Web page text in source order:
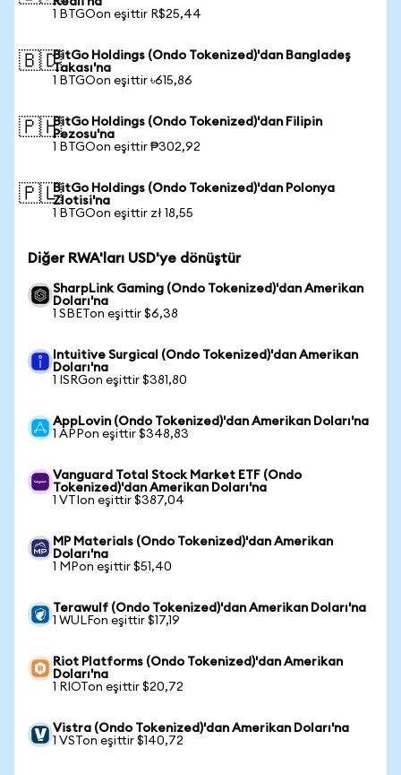
1 BTGOon eşittir R$25,44
🇧🇩BitGo Holdings (Ondo Tokenized)'dan Bangladeş
Takası'na
1 BTGOon eşittir ৳615,86
🇵🇭BitGo Holdings (Ondo Tokenized)'dan Filipin
Pezosu'na
1 BTGOon eşittir ₱302,92
🇵🇱BitGo Holdings (Ondo Tokenized)'dan Polonya
Zlotisi'na
1 BTGOon eşittir zł 18,55
Diğer RWA'ları USD'ye dönüştür
SharpLink Gaming (Ondo Tokenized)'dan Amerikan
Doları'na
1 SBETon eşittir $6,38
Intuitive Surgical (Ondo Tokenized)'dan Amerikan
Doları'na
1 ISRGon eşittir $381,80
AppLovin (Ondo Tokenized)'dan Amerikan Doları'na
1 APPon eşittir $348,83
Vanguard Total Stock Market ETF (Ondo
Tokenized)'dan Amerikan Doları'na
1 VTIon eşittir $387,04
MP Materials (Ondo Tokenized)'dan Amerikan
Doları'na
1 MPon eşittir $51,40
Terawulf (Ondo Tokenized)'dan Amerikan Doları'na
1 WULFon eşittir $17,19
Riot Platforms (Ondo Tokenized)'dan Amerikan
Doları'na
1 RIOTon eşittir $20,72
Vistra (Ondo Tokenized)'dan Amerikan Doları'na
1 VSTon eşittir $140,72